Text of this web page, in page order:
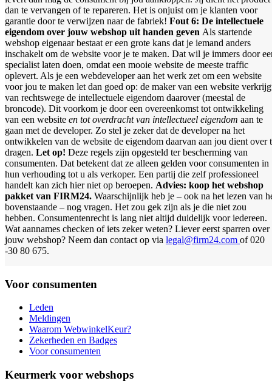
dan te vervangen of te repareren. Het is onjuist om je klanten voor
garantie door te verwijzen naar de fabriek! Fout 6: De intellectuele
eigendom over jouw webshop uit handen geven Als startende
webshop eigenaar bestaat er een grote kans dat je iemand anders
inschakelt om de website voor je te maken. Dat wil je immers door
specialist laten doen, omdat een mooie website de meeste traffic
oplevert. Als je een webdeveloper aan het werk zet om een website
voor jou te maken let dan goed op: de maker van een website
van rechtswege de intellectuele eigendom daarover (meestal de
broncode). Dit voorkom je door een overeenkomst tot ontwikkeling
van een website en tot overdracht van intellectueel eigendom aan te
gaan met de developer. Zo stel je zeker dat de developer na het
ontwikkelen van de website de eigendom daarvan aan jou dient over
dragen. Let op! Deze regels zijn opgesteld ter bescherming van
consumenten. Dat betekent dat ze alleen gelden voor consumenten in
hun verhouding tot u als verkoper. Een partij die zelf professioneel
handelt kan zich hier niet op beroepen. Advies: koop het webshop
pakket van FIRM24. Waarschijnlijk heb je – ook na het lezen van
bovenstaande – nog vragen. Het zou gek zijn als je die niet zou
hebben. Consumentenrecht is lang niet altijd duidelijk voor iedereen.
Wat aannames checken of iets zeker weten? Liever eerst sparren over
jouw webshop? Neem dan contact op via legal@firm24.com of020
-30 80 675.
Voor consumenten
Leden
Meldingen
Waarom WebwinkelKeur?
Zekerheden en Badges
Voor consumenten
Keurmerk voor webshops